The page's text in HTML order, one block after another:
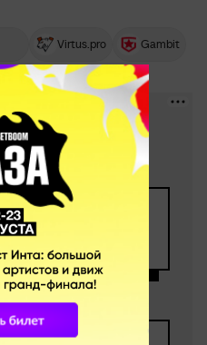
Virtus.pro Gambit